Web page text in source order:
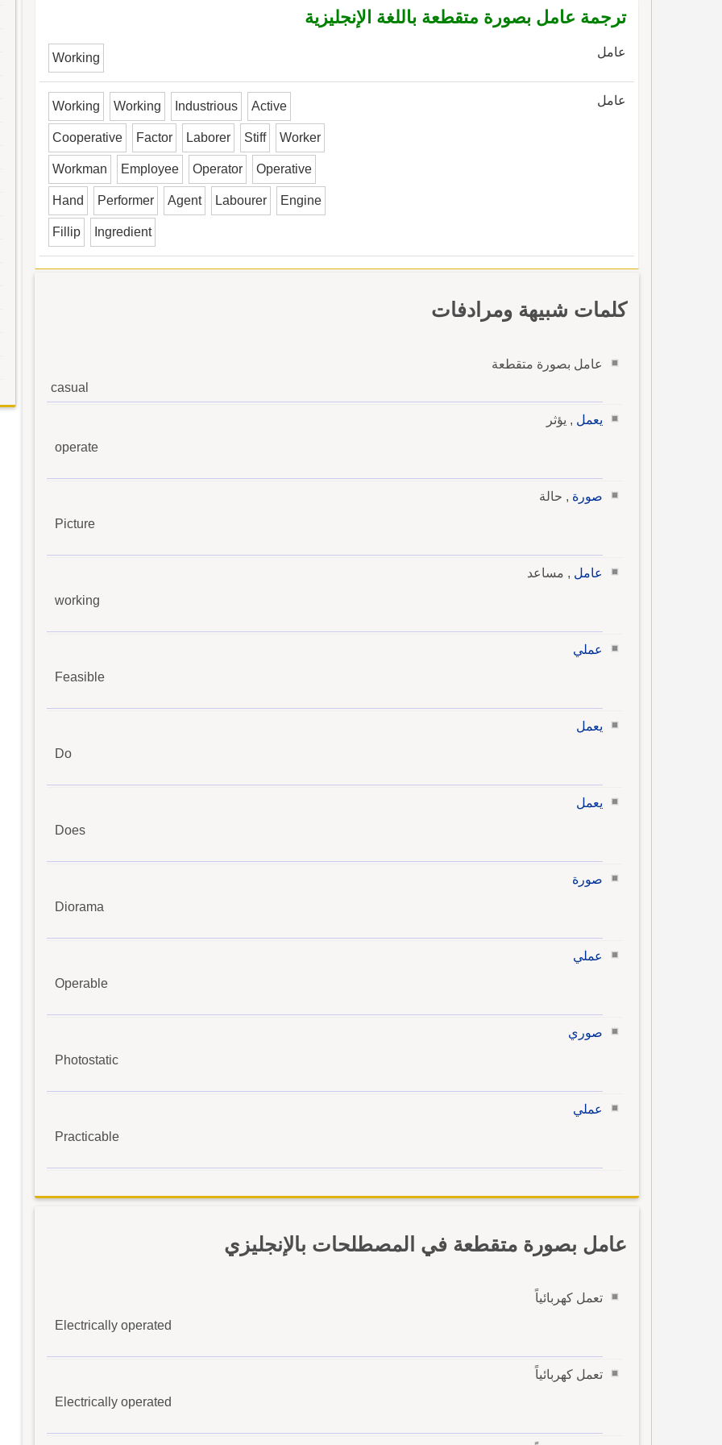
ترجمة عامل بصورة متقطعة باللغة الإنجليزية
عامل Working
عامل Working Working Industrious Active
Cooperative Factor Laborer Stiff Worker
Workman Employee Operator Operative
Hand Performer Agent Labourer Engine
Fillip Ingredient
كلمات شبيهة ومرادفات
عامل بصورة متقطعة
casual
يعمل , يؤثر
operate
صورة , حالة
Picture
عامل , مساعد
working
عملي
Feasible
يعمل
Do
يعمل
Does
صورة
Diorama
عملي
Operable
صوري
Photostatic
عملي
Practicable
عامل بصورة متقطعة في المصطلحات بالإنجليزي
تعمل كهربائياً
Electrically operated
تعمل كهربائياً
Electrically operated